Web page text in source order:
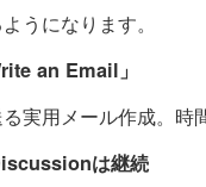
うになります。
an Email」
実用メール作成。時
は継続